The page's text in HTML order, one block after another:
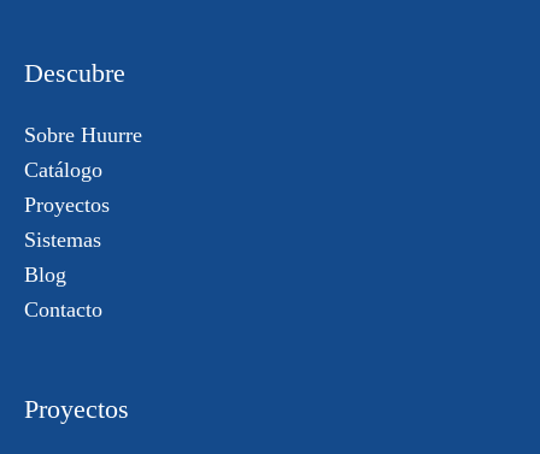
Descubre
Sobre Huurre
Catálogo
Proyectos
Sistemas
Blog
Contacto
Proyectos